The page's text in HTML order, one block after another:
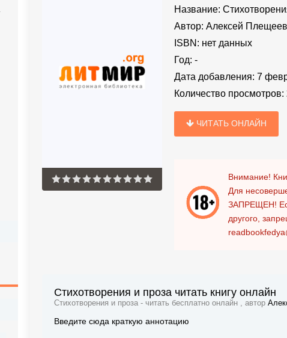
Название:
Автор: Алексей Плещеев
ISBN: нет данных
Год: -
Дата добавления: 7
Количество просмотров:
ЧИТАТЬ ОНЛАЙН
Внимание!
Для
ЗАПРЕЩЕН!
другого,
Стихотворения и проза читать книгу онлайн
Стихотворения и проза - читать бесплатно онлайн , автор
Введите сюда краткую аннотацию